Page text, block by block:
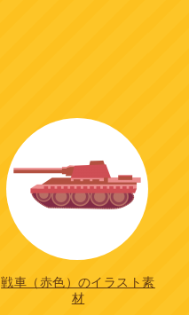
戦車（赤色）のイラスト素
材